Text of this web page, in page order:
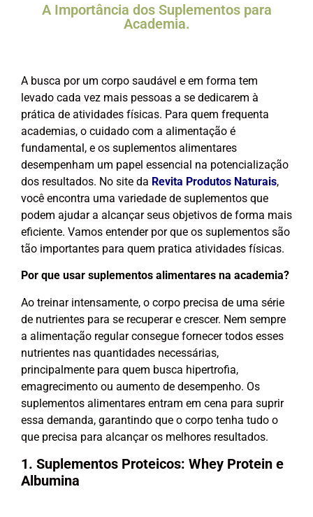
A Importância dos Suplementos para
Academia.
A busca por um corpo saudável e em forma tem
levado cada vez mais pessoas a se dedicarem à
prática de atividades físicas. Para quem frequenta
academias, o cuidado com a alimentação é
fundamental, e os suplementos alimentares
desempenham um papel essencial na potencialização
dos resultados. No site da Revita Produtos Naturais,
você encontra uma variedade de suplementos que
podem ajudar a alcançar seus objetivos de forma mais
eficiente. Vamos entender por que os suplementos são
tão importantes para quem pratica atividades físicas.
Por que usar suplementos alimentares na academia?
Ao treinar intensamente, o corpo precisa de uma série
de nutrientes para se recuperar e crescer. Nem sempre
a alimentação regular consegue fornecer todos esses
nutrientes nas quantidades necessárias,
principalmente para quem busca hipertrofia,
emagrecimento ou aumento de desempenho. Os
suplementos alimentares entram em cena para suprir
essa demanda, garantindo que o corpo tenha tudo o
que precisa para alcançar os melhores resultados.
1. Suplementos Proteicos: Whey Protein e
Albumina